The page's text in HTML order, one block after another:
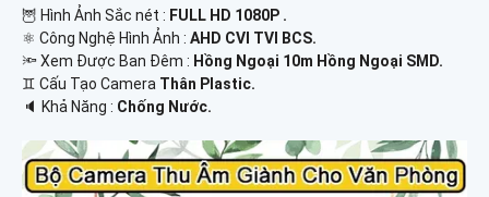
🦉 Hình Ảnh Sắc nét : FULL HD 1080P .
⚛️ Công Nghệ Hình Ảnh : AHD CVI TVI BCS.
🔦 Xem Được Ban Đêm : Hồng Ngoại 10m Hồng Ngoại SMD.
♊ Cấu Tạo Camera Thân Plastic.
️🔈 Khả Năng : Chống Nước.